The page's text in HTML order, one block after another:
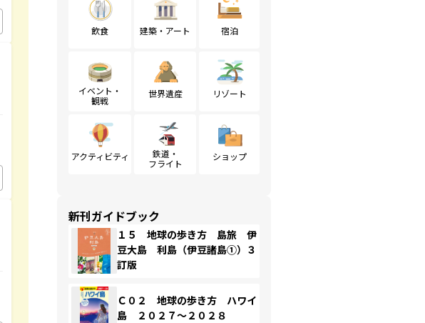
飲食 建築・アート 宿泊
イベント・
観戦
世界遺産 リゾート
アクティビティ
鉄道・
フライト
ショップ
新刊ガイドブック
１５ 地球の歩き方 島旅 伊
豆大島 利島（伊豆諸島①）３
訂版
Ｃ０２ 地球の歩き方 ハワイ
島 ２０２７～２０２８